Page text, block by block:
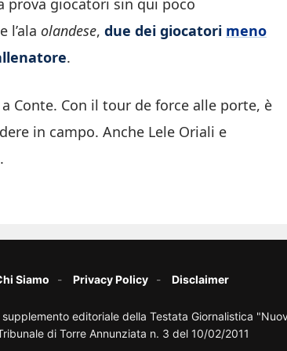
giocatori sin qui poco
e l’ala olandese, due dei giocatori meno
.
Conte. Con il tour de force alle porte, è
in campo. Anche Lele Oriali e
.
Siamo Privacy Policy Disclaimer
supplemento editoriale della Testata Giornalistica
di Torre Annunziata n. 3 del 10/02/2011